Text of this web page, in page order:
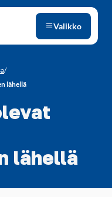
Valikko
/
lähellä
lähellä